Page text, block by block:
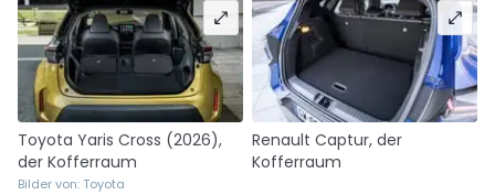
Toyota Yaris Cross (2026),
der Kofferraum
Bilder von: Toyota
Renault Captur, der
Kofferraum